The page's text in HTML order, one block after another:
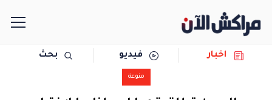
اخبار فيديو بحث
منوعة